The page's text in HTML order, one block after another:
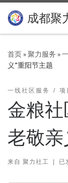
Skip to content
成都聚
首页»聚力服务 »
义”重阳节主题
一线社区服务 项
金粮社
老敬
来自 聚力社工 | 已